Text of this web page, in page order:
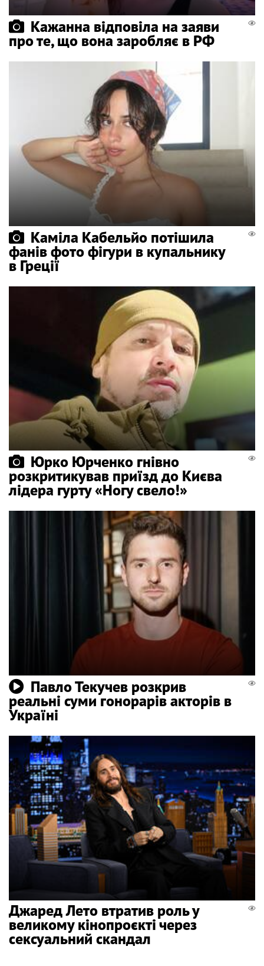
Кажанна відповіла на заяви
про те, що вона заробляє в РФ
Каміла Кабельйо потішила
фанів фото фігури в купальнику
в Греції
Юрко Юрченко гнівно
розкритикував приїзд до Києва
лідера гурту «Ногу свело!»
Павло Текучев розкрив
реальні суми гонорарів акторів в
Україні
Джаред Лето втратив роль у
великому кінопроєкті через
сексуальний скандал